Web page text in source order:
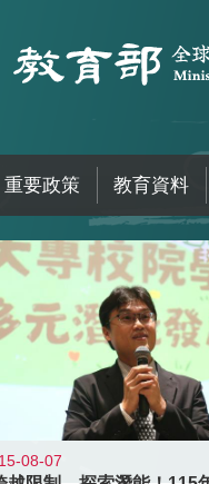
重要政策 教育資料
08-07